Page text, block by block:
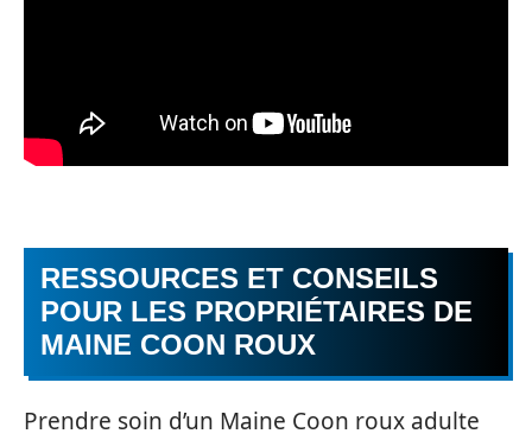
RESSOURCES ET CONSEILS
POUR LES PROPRIÉTAIRES DE
MAINE COON ROUX
Prendre soin d’un Maine Coon roux adulte